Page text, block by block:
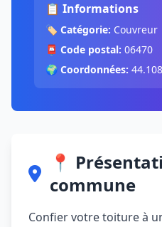
📋 Informations
🏷️ Catégorie: Couvreur
📮 Code postal: 06470
🌍 Coordonnées:
📍
commune
Confier votre toiture à